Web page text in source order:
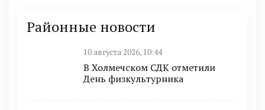
Районные новости
10 августа 2026, 10:44
В Холмечском СДК отметили
День физкультурника